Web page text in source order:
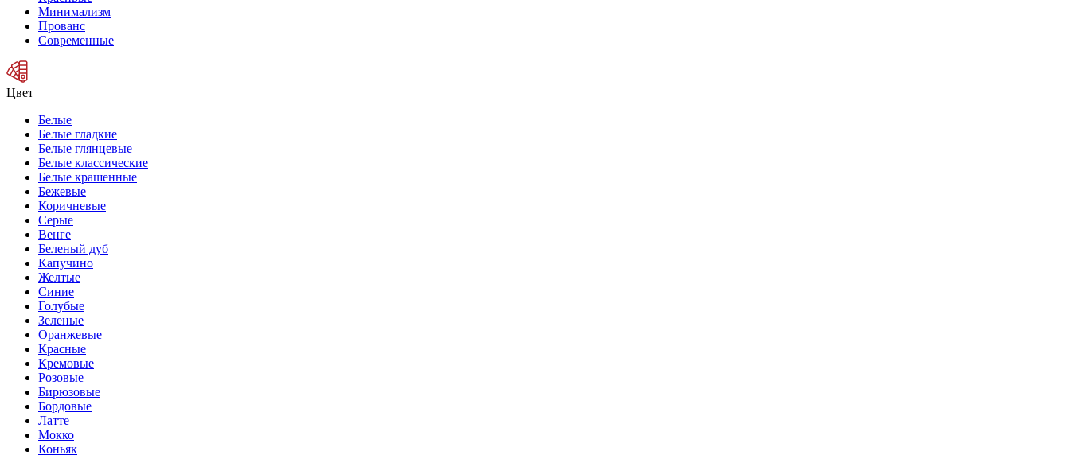
Минимализм
Прованс
Современные
Цвет
Белые
Белые гладкие
Белые глянцевые
Белые классические
Белые крашенные
Бежевые
Коричневые
Серые
Венге
Беленый дуб
Капучино
Желтые
Синие
Голубые
Зеленые
Оранжевые
Красные
Кремовые
Розовые
Бирюзовые
Бордовые
Латте
Мокко
Коньяк